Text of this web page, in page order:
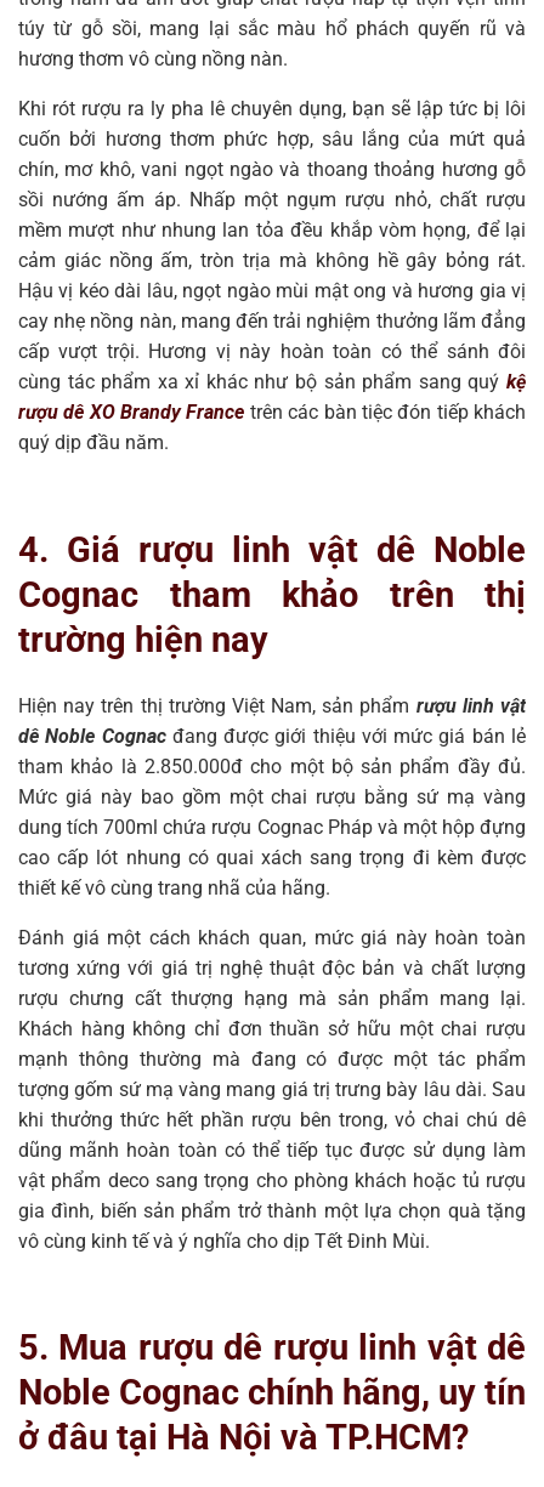
túy từ gỗ sồi, mang lại sắc màu hổ phách quyến rũ và
hương thơm vô cùng nồng nàn.
Khi rót rượu ra ly pha lê chuyên dụng, bạn sẽ lập tức bị lôi
cuốn bởi hương thơm phức hợp, sâu lắng của mứt quả
chín, mơ khô, vani ngọt ngào và thoang thoảng hương gỗ
sồi nướng ấm áp. Nhấp một ngụm rượu nhỏ, chất rượu
mềm mượt như nhung lan tỏa đều khắp vòm họng, để lại
cảm giác nồng ấm, tròn trịa mà không hề gây bỏng rát.
Hậu vị kéo dài lâu, ngọt ngào mùi mật ong và hương gia vị
cay nhẹ nồng nàn, mang đến trải nghiệm thưởng lãm đẳng
cấp vượt trội. Hương vị này hoàn toàn có thể sánh đôi
cùng tác phẩm xa xỉ khác như bộ sản phẩm sang quý kệ
rượu dê XO Brandy France trên các bàn tiệc đón tiếp khách
quý dịp đầu năm.
4. Giá rượu linh vật dê Noble
Cognac tham khảo trên thị
trường hiện nay
Hiện nay trên thị trường Việt Nam, sản phẩm rượu linh vật
dê Noble Cognacđang được giới thiệu với mức giá bán lẻ
tham khảo là 2.850.000đ cho một bộ sản phẩm đầy đủ.
Mức giá này bao gồm một chai rượu bằng sứ mạ vàng
dung tích 700ml chứa rượu Cognac Pháp và một hộp đựng
cao cấp lót nhung có quai xách sang trọng đi kèm được
thiết kế vô cùng trang nhã của hãng.
Đánh giá một cách khách quan, mức giá này hoàn toàn
tương xứng với giá trị nghệ thuật độc bản và chất lượng
rượu chưng cất thượng hạng mà sản phẩm mang lại.
Khách hàng không chỉ đơn thuần sở hữu một chai rượu
mạnh thông thường mà đang có được một tác phẩm
tượng gốm sứ mạ vàng mang giá trị trưng bày lâu dài. Sau
khi thưởng thức hết phần rượu bên trong, vỏ chai chú dê
dũng mãnh hoàn toàn có thể tiếp tục được sử dụng làm
vật phẩm deco sang trọng cho phòng khách hoặc tủ rượu
gia đình, biến sản phẩm trở thành một lựa chọn quà tặng
vô cùng kinh tế và ý nghĩa cho dịp Tết Đinh Mùi.
5. Mua rượu dê rượu linh vật dê
Noble Cognac chính hãng, uy tín
ở đâu tại Hà Nội và TP.HCM?